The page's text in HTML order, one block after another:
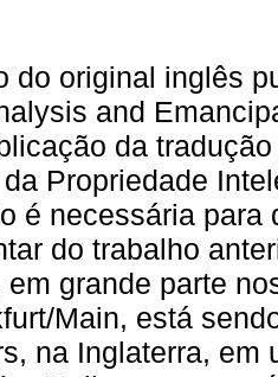
do original inglês
and
da
Propriedade
é necessária
do trabalho
em grande parte
Main, está
na Inglaterra, em